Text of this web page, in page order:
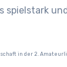
spielstark
in der 2.